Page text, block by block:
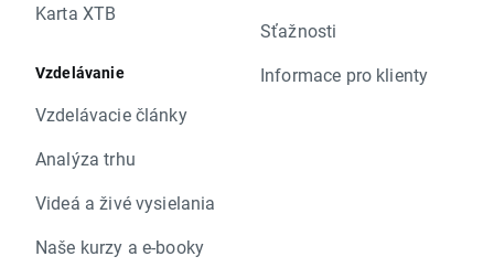
Karta XTB
Vzdelávanie
Vzdelávacie články
Analýza trhu
Videá a živé vysielania
Naše kurzy a e-booky
Sťažnosti
Informace pro klienty